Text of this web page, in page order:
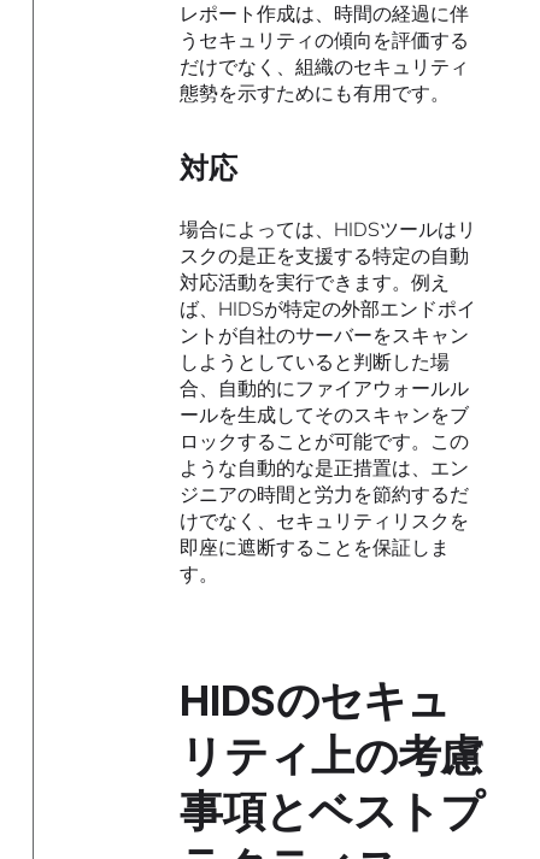
レポート作成は、時間の経過に伴
うセキュリティの傾向を評価する
だけでなく、組織のセキュリティ
態勢を示すためにも有用です。
対応
場合によっては、HIDSツールはリ
スクの是正を支援する特定の自動
対応活動を実行できます。例え
ば、HIDSが特定の外部エンドポイ
ントが自社のサーバーをスキャン
しようとしていると判断した場
合、自動的にファイアウォールル
ールを生成してそのスキャンをブ
ロックすることが可能です。この
ような自動的な是正措置は、エン
ジニアの時間と労力を節約するだ
けでなく、セキュリティリスクを
即座に遮断することを保証しま
す。
HIDSのセキュ
リティ上の考慮
事項とベストプ